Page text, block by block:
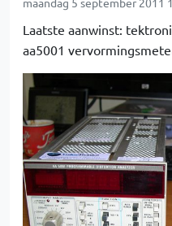
Laatste aanwinst:
aa5001